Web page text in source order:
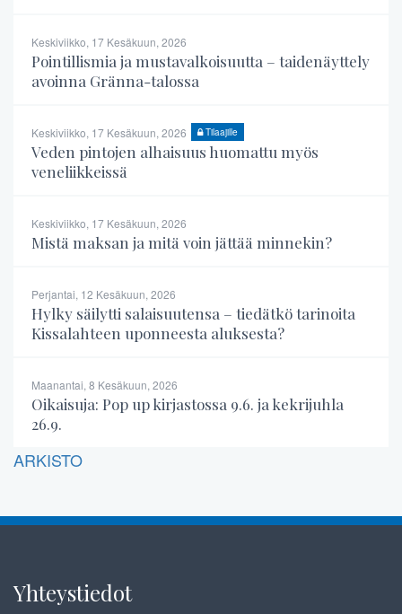
Keskiviikko, 17 Kesäkuun, 2026
Pointillismia ja mustavalkoisuutta – taidenäyttely
avoinna Gränna-talossa
Keskiviikko, 17 Kesäkuun, 2026 Tilaajille
Veden pintojen alhaisuus huomattu myös
veneliikkeissä
Keskiviikko, 17 Kesäkuun, 2026
Mistä maksan ja mitä voin jättää minnekin?
Perjantai, 12 Kesäkuun, 2026
Hylky säilytti salaisuutensa – tiedätkö tarinoita
Kissalahteen uponneesta aluksesta?
Maanantai, 8 Kesäkuun, 2026
Oikaisuja: Pop up kirjastossa 9.6. ja kekrijuhla
26.9.
ARKISTO
Yhteystiedot